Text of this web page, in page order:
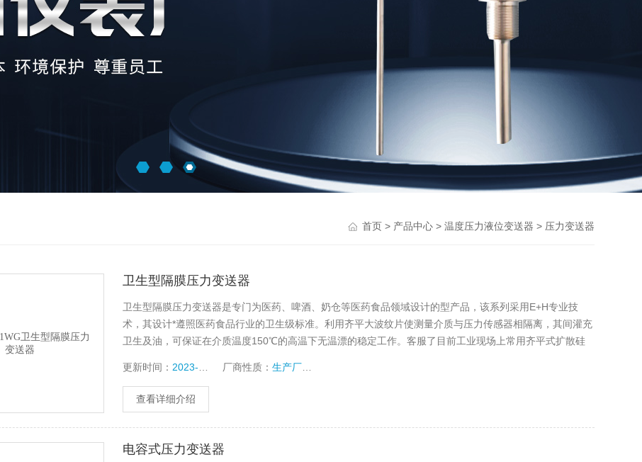
首页> 产品中心> 温度压力液位变送器 > 压力变送器
卫生型隔膜压力变送器
卫生型隔膜压力变送器是专门为医药、啤酒、奶仓等医药食品领域设计的型产品，该系列采用E+H专业技
术，其设计*遵照医药食品行业的卫生级标准。利用齐平大波纹片使测量介质与压力传感器相隔离，其间灌充
卫生及油，可保证在介质温度150℃的高温下无温漂的稳定工作。客服了目前工业现场上常用齐平式扩散硅
送器极容易
更新时间： 2023-10-13 厂商性质：生产厂家
查看详细介绍
电容式压力变送器